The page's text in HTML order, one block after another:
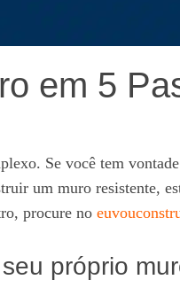
em 5
Se você tem
um muro resistente,
procure no
próprio